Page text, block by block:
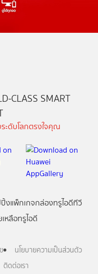
CLASS SMART
ะดับโลกตรงใจคุณ
งแพ็กเกจกล่องทรูไอดีทีวี
หลือทรูไอดี
นโยบายความเป็นส่วนตัว
ติดต่อเรา